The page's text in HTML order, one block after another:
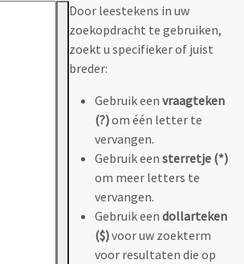
Door leestekens in uw
zoekopdracht te gebruiken,
zoekt u specifieker of juist
breder:
Gebruik een vraagteken
(?)om één letter te
vervangen.
Gebruik een sterretje (*)
om meer letters te
vervangen.
Gebruik een dollarteken
($)voor uw zoekterm
voor resultaten die op